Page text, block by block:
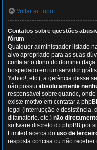
Voltar ao topo
Contatos sobre questões
fórum
Qualquer administrador listado
alvo apropriado para as suas
contatar o dono do domínio (faça
hospedado em um servidor
Yahoo!, etc.), a gerência desse
não possui absolutamente
responsável sobre quando,
existe motivo em contatar a
legal (interrupção e desistência,
difamatório, etc.) não
software discreto do phpBB por
Limited acerca do uso de
resposta concisa ou não receber